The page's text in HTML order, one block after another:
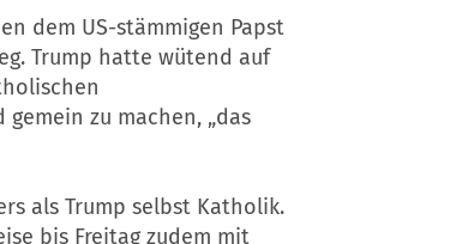
dem US-stämmigen Papst
Trump hatte wütend auf
zu machen, „das
als Trump selbst Katholik.
bis Freitag zudem mit